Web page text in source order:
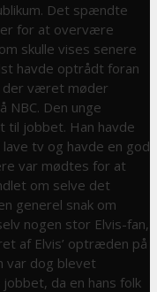
Det spændte
for at overvære
skulle vises senere
havde optrådt foran
der været møder
NBC. Den unge
til jobbet. Han havde
tv og havde en god
var mødtes for at
om selve det
generel snak om
nogen stor Elvis-fan,
af Elvis’ optræden på
var dog blevet
da en hans folk